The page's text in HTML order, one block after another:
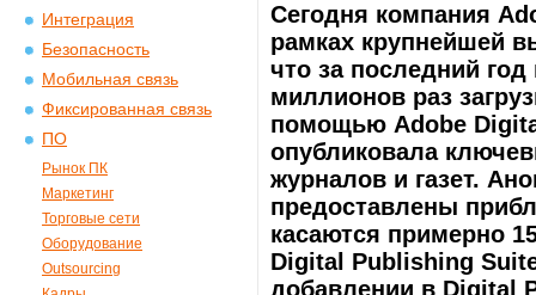
Интеграция
Безопасность
Мобильная связь
Фиксированная связь
ПО
Рынок ПК
Маркетинг
Торговые сети
Оборудование
Outsourcing
Сегодня компания
рамках крупнейшей
что за последний
миллионов раз
помощью Adobe
опубликовала
журналов и газет.
предоставлены
касаются примерно
Digital Publishing
добавлении в Digital